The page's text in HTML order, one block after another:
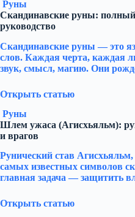
Руны
Скандинавские руны: полный
руководство
Скандинавские руны — это
слов. Каждая черта, каждая
звук, смысл, магию. Они
Открыть статью
Руны
Шлем ужаса (Агисхьяльм):
и врагов
Рунический став
самых известных символов
главная задача — защитить
Открыть статью